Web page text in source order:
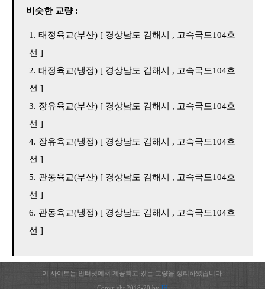
비슷한 교량 :
태정육교(부산) [ 경상남도 김해시 , 고속국도104호
선 ]
태정육교(냉정) [ 경상남도 김해시 , 고속국도104호
선 ]
장유육교(부산) [ 경상남도 김해시 , 고속국도104호
선 ]
장유육교(냉정) [ 경상남도 김해시 , 고속국도104호
선 ]
관동육교(부산) [ 경상남도 김해시 , 고속국도104호
선 ]
관동육교(냉정) [ 경상남도 김해시 , 고속국도104호
선 ]
이 사이트는 인터넷에서 제공되고 있는 교량을 정리하였습니다.